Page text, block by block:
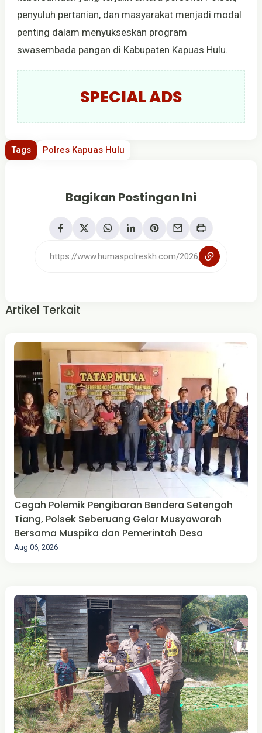
penyuluh pertanian, dan masyarakat menjadi modal
penting dalam menyukseskan program
swasembada pangan di Kabupaten Kapuas Hulu.
SPECIAL ADS
Tags Polres Kapuas Hulu
Bagikan Postingan Ini
Artikel Terkait
Cegah Polemik Pengibaran Bendera Setengah
Tiang, Polsek Seberuang Gelar Musyawarah
Bersama Muspika dan Pemerintah Desa
Aug 06, 2026